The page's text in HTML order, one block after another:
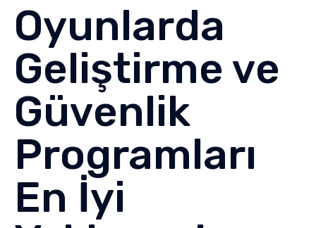
Oyunlarda
Geliştirme ve
Güvenlik
Programları
En İyi